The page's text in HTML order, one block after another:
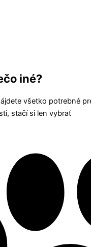
iné?
všetko potrebné
stačí si len vybrať